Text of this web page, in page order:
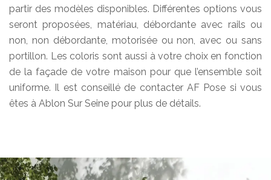
partir des modèles disponibles. Différentes options vous
seront proposées, matériau, débordante avec rails ou
non, non débordante, motorisée ou non, avec ou sans
portillon. Les coloris sont aussi à votre choix en fonction
de la façade de votre maison pour que l’ensemble soit
uniforme. Il est conseillé de contacter AF Pose si vous
êtes à Ablon Sur Seine pour plus de détails.